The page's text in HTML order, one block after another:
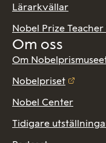
Lärarkvällar
Nobel Prize
Om oss
Om
Nobelpriset
Nobel Center
Tidigare